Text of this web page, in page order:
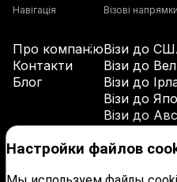
+61
+43
+1-242
Візові напрямки
Візи до
Візи до
Візи до
Візи до
Візи до
Навігація
Про компанію
Контакти
Блог
Контакти
Настройки файлов